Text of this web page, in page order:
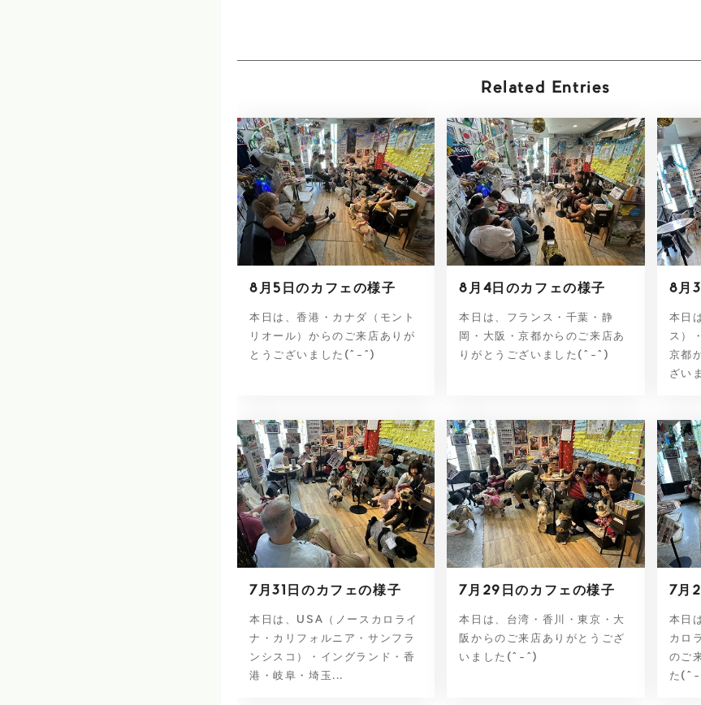
Related Entries
8月5日のカフェの様子
本日は、香港・カナダ（モント
リオール）からのご来店ありが
とうございました(^-^)
8月4日のカフェの様子
本日は、フランス・千葉・静
岡・大阪・京都からのご来店あ
りがとうございました(^-^)
8月
本日
ス）
京都
ざい
7月31日のカフェの様子
本日は、USA（ノースカロライ
ナ・カリフォルニア・サンフラ
ンシスコ）・イングランド・香
港・岐阜・埼玉...
7月29日のカフェの様子
本日は、台湾・香川・東京・大
阪からのご来店ありがとうござ
いました(^-^)
7月
本日
カロ
のご
た